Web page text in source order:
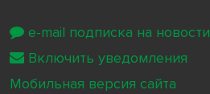
e-mail подписка на новости
Включить уведомления
Мобильная версия сайта